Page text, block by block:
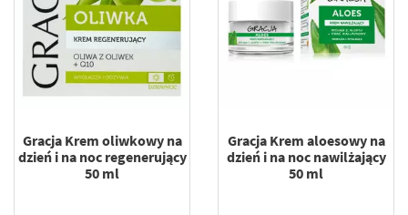
Gracja Krem oliwkowy na
dzień i na noc regenerujący
50 ml
Gracja Krem aloesowy na
dzień i na noc nawilżający
50 ml